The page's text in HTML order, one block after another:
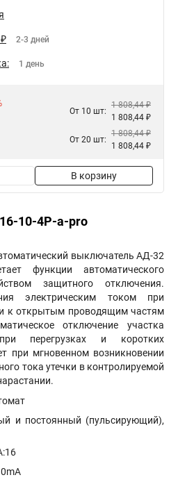
2-3 дней
1 день
От 10 шт:
1 808,44 ₽
1 808,44 ₽
От 20 шт:
1 808,44 ₽
1 808,44 ₽
В корзину
10-4P-a-pro
выключатель АД-32
функции автоматического
защитного отключения.
электрическим током при
к открытым проводящим частям
отключение участка
перегрузках и коротких
при мгновенном возникновении
тока утечки в контролируемой
и постоянный (пульсирующий),